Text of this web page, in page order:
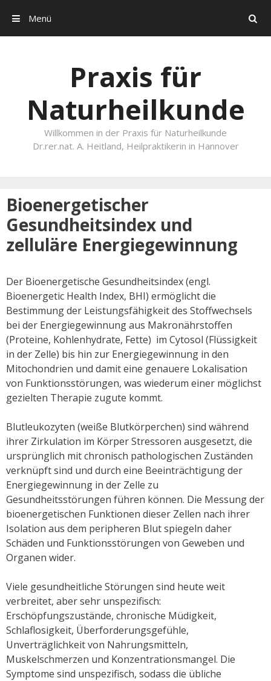
Search
Menü
Praxis für
Naturheilkunde
Willkommen in der Praxis für Naturheilkunde
Dr.rer.nat. A. Heitland, Heilpraktikerin in Hannover
Bioenergetischer
Gesundheitsindex und
zelluläre Energiegewinnung
Der Bioenergetische Gesundheitsindex (engl.
Bioenergetic Health Index, BHI) ermöglicht die
Bestimmung der Leistungsfähigkeit des Stoffwechsels
bei der Energiegewinnung aus Makronährstoffen
(Proteine, Kohlenhydrate, Fette) im Cytosol (Flüssigkeit
in der Zelle) bis hin zur Energiegewinnung in den
Mitochondrien und damit eine genauere Lokalisation
von Funktionsstörungen, was wiederum einer möglichst
gezielten Therapie zugute kommt.
Blutleukozyten (weiße Blutkörperchen) sind während
ihrer Zirkulation im Körper Stressoren ausgesetzt, die
ursprünglich mit chronisch pathologischen Zuständen
verknüpft sind und durch eine Beeinträchtigung der
Energiegewinnung in der Zelle zu
Gesundheitsstörungen führen können. Die Messung der
bioenergetischen Funktionen dieser Zellen nach ihrer
Isolation aus dem peripheren Blut spiegeln daher
Schäden und Funktionsstörungen von Geweben und
Organen wider.
Viele gesundheitliche Störungen sind heute weit
verbreitet, aber sehr unspezifisch:
Erschöpfungszustände, chronische Müdigkeit,
Schlaflosigkeit, Überforderungsgefühle,
Unverträglichkeit von Nahrungsmitteln,
Muskelschmerzen und Konzentrationsmangel. Die
Symptome sind unspezifisch, sodass die übliche